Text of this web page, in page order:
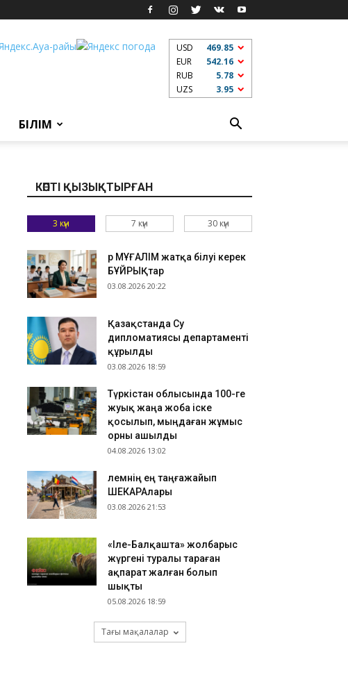
USD
469.85
EUR
542.16
RUB
5.78
UZS
3.95
БІЛІМ
КӨПТІ ҚЫЗЫҚТЫРҒАН
3 күн 7 күн 30 күн
Әр МҰҒАЛІМ жатқа білуі керек
БҰЙРЫҚтар
03.08.2026 20:22
Қазақстанда Су
дипломатиясы департаменті
құрылды
03.08.2026 18:59
Түркістан облысында 100-ге
жуық жаңа жоба іске
қосылып, мыңдаған жұмыс
орны ашылды
04.08.2026 13:02
​Әлемнің ең таңғажайып
ШЕКАРАлары
03.08.2026 21:53
«Іле-Балқашта» жолбарыс
жүргені туралы тараған
ақпарат жалған болып
шықты
05.08.2026 18:59
Тағы мақалалар